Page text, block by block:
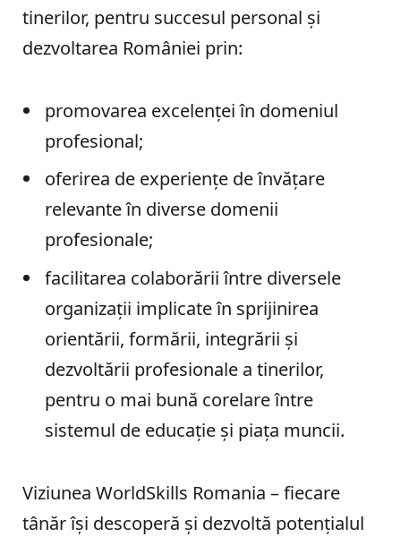
tinerilor, pentru succesul personal și
dezvoltarea României prin:
promovarea excelenței în domeniul
profesional;
oferirea de experiențe de învățare
relevante în diverse domenii
profesionale;
facilitarea colaborării între diversele
organizații implicate în sprijinirea
orientării, formării, integrării și
dezvoltării profesionale a tinerilor,
pentru o mai bună corelare între
sistemul de educație și piața muncii.
Viziunea WorldSkills Romania – fiecare
tânăr își descoperă și dezvoltă potențialul